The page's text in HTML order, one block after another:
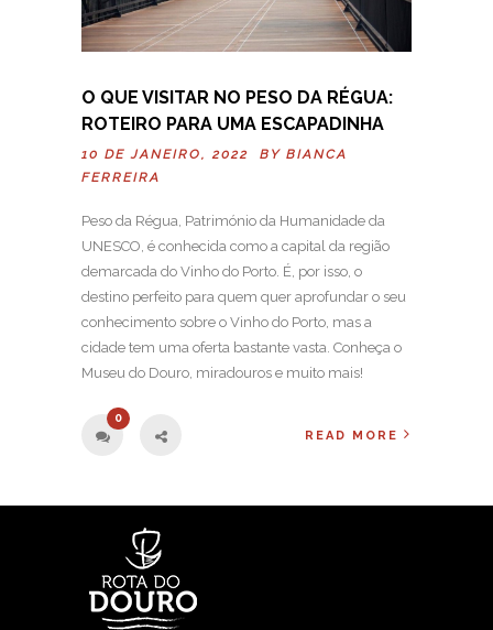
O QUE VISITAR NO PESO DA RÉGUA:
ROTEIRO PARA UMA ESCAPADINHA
10 DE JANEIRO, 2022 BY BIANCA
FERREIRA
Peso da Régua, Património da Humanidade da
UNESCO, é conhecida como a capital da região
demarcada do Vinho do Porto. É, por isso, o
destino perfeito para quem quer aprofundar o seu
conhecimento sobre o Vinho do Porto, mas a
cidade tem uma oferta bastante vasta. Conheça o
Museu do Douro, miradouros e muito mais!
0
READ MORE